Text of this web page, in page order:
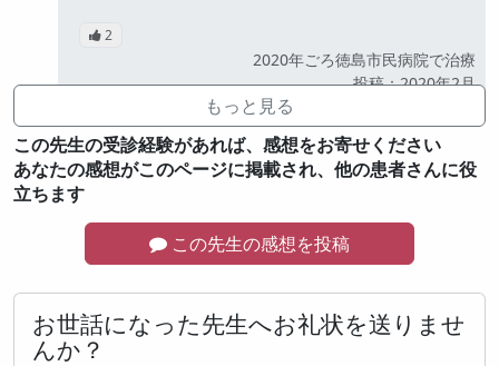
2
2020年ごろ徳島市民病院で治療
投稿：2020年2月公
もっと見る
この先生の受診経験があれば、感想をお寄せください
あなたの感想がこのページに掲載され、他の患者さんに役
立ちます
この先生の感想を投稿
お世話になった先生へお礼状を送りませ
んか？